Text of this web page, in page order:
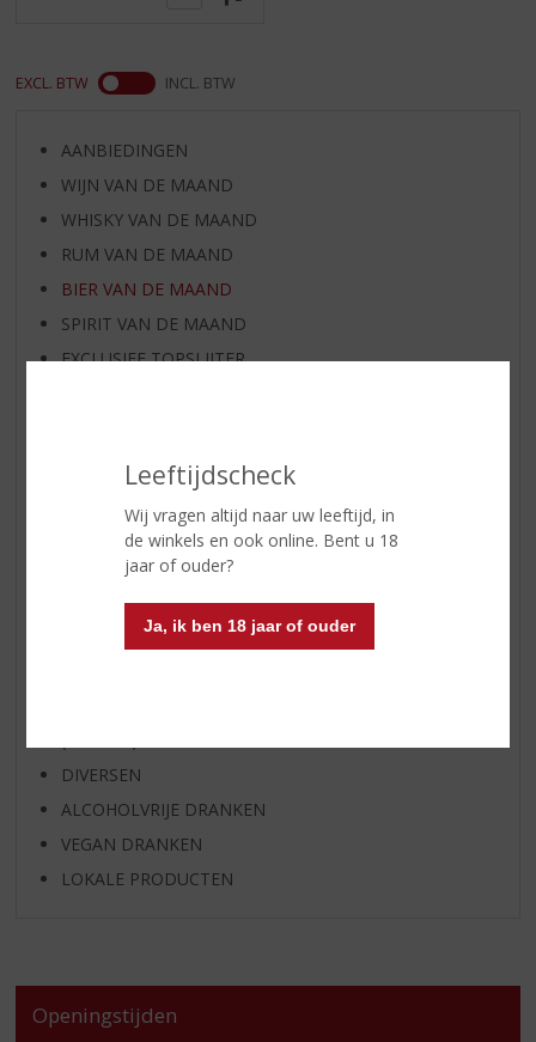
Leeftijdscheck
Wij vragen altijd naar uw leeftijd, in
de winkels en ook online. Bent u 18
jaar of ouder?
Ja, ik ben 18 jaar of ouder
EXCL. BTW INCL. BTW
AANBIEDINGEN
WIJN VAN DE MAAND
WHISKY VAN DE MAAND
RUM VAN DE MAAND
BIER VAN DE MAAND
SPIRIT VAN DE MAAND
EXCLUSIEF TOPSLIJTER
GEDISTILLEERD OVERIG
SHOTJES
KANT EN KLAAR
FRISDRANK
DIVERSEN
ALCOHOLVRIJE DRANKEN
VEGAN DRANKEN
LOKALE PRODUCTEN
Openingstijden